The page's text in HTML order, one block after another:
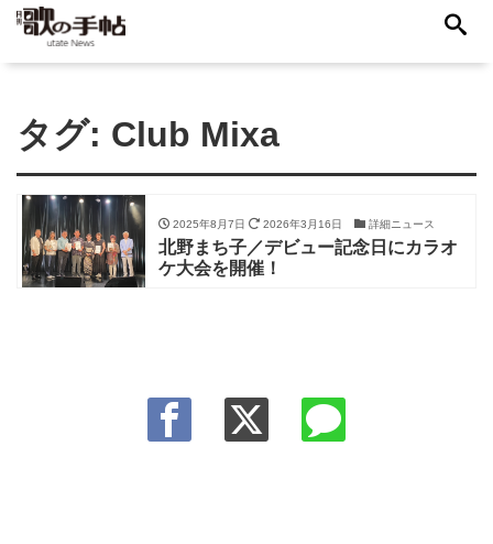
タグ: Club Mixa
2025年8月7日 2026年3月16日 詳細ニュース
北野まち子／デビュー記念日にカラオ
ケ大会を開催！